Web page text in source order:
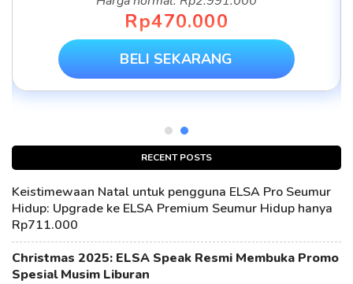
RECENT POSTS
Keistimewaan Natal untuk pengguna ELSA Pro Seumur
Hidup: Upgrade ke ELSA Premium Seumur Hidup hanya
Rp711.000
Christmas 2025: ELSA Speak Resmi Membuka Promo
Spesial Musim Liburan
Rp470.000
BELI SEKARANG